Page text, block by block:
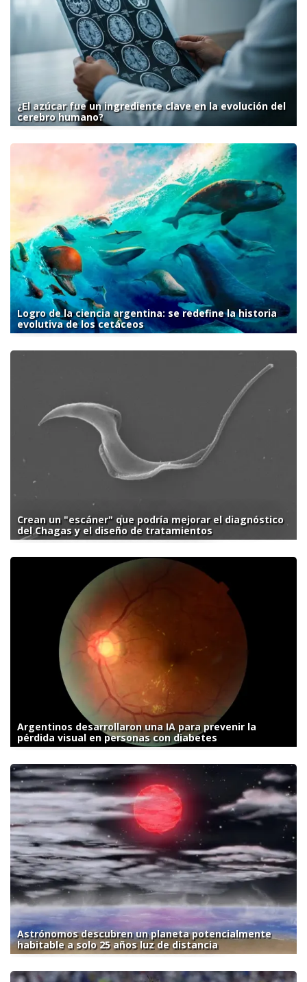
¿El azúcar fue un ingrediente clave en la evolución del
cerebro humano?
Logro de la ciencia argentina: se redefine la historia
evolutiva de los cetáceos
Crean un "escáner" que podría mejorar el diagnóstico
del Chagas y el diseño de tratamientos
Argentinos desarrollaron una IA para prevenir la
pérdida visual en personas con diabetes
Astrónomos descubren un planeta potencialmente
habitable a solo 25 años luz de distancia